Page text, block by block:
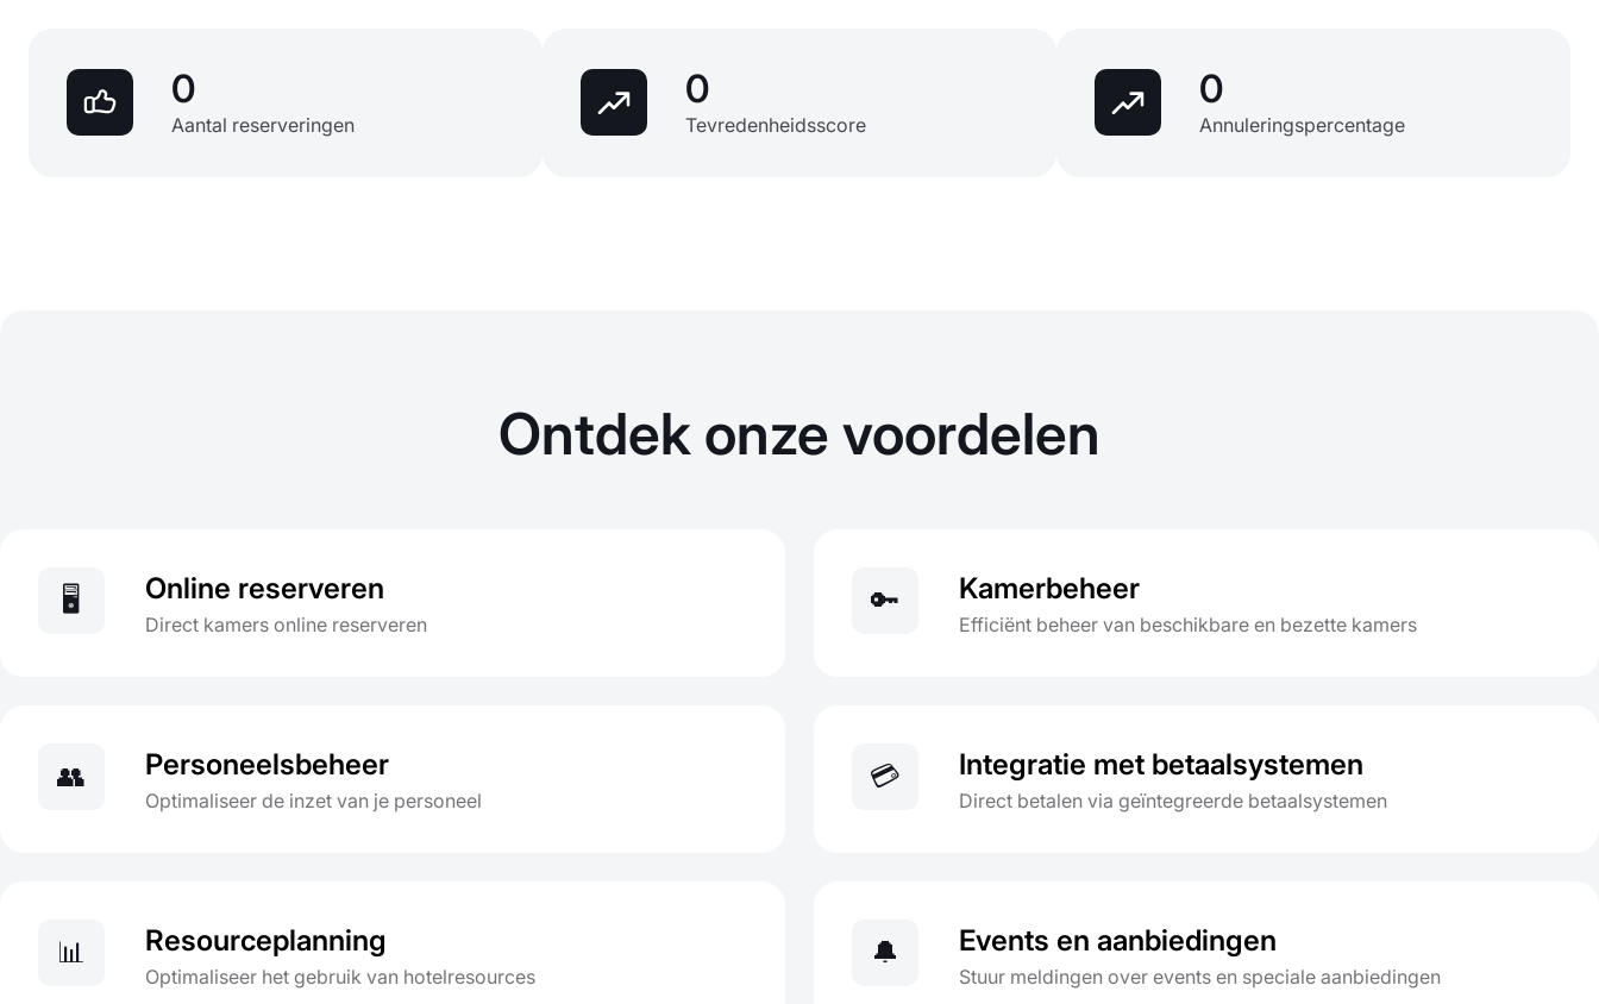
0
Aantal reserveringen
0
Tevredenheidsscore
0
Annuleringspercentage
Ontdek onze voordelen
🖥️ Online reserveren
Direct kamers online reserveren
🔑 Kamerbeheer
Efficiënt beheer van beschikbare en bezette kamers
👥 Personeelsbeheer
Optimaliseer de inzet van je personeel
💳 Integratie met betaalsystemen
Direct betalen via geïntegreerde betaalsystemen
📊 Resourceplanning
Optimaliseer het gebruik van hotelresources
🔔 Events en aanbiedingen
Stuur meldingen over events en speciale aanbiedingen